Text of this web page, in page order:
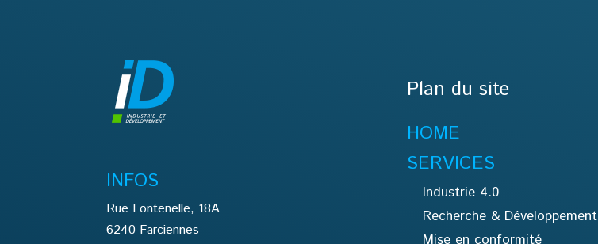
INFOS
Rue Fontenelle, 18A
6240 Farciennes
Plan du site
HOME
SERVICES
Industrie 4.0
Recherche & Développement
Mise en conformité